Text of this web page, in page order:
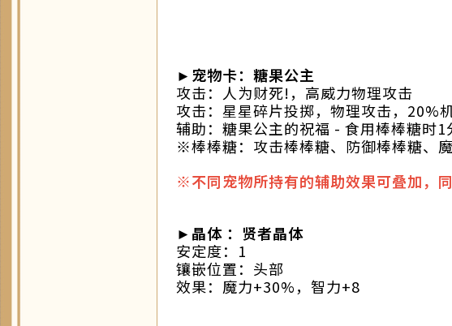
►宠物卡：糖果公主
攻击：人为财死!，高威力物理攻击
攻击：星星碎片投掷，物理攻击，20%
辅助：糖果公主的祝福 - 食用棒棒糖时
※棒棒糖：攻击棒棒糖、防御棒棒糖、
※不同宠物所持有的辅助效果可叠加，
►晶体 ：贤者晶体
安定度：1
镶嵌位置：头部
效果：魔力+30%，智力+8